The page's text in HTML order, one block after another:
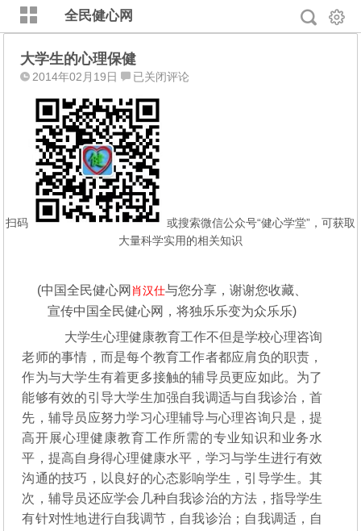
全民健心网
大学生的心理保健
2014年02月19日
大
生
的
心
理
保
健
已关闭评论
扫码
或搜索微信公众号“健心学堂”，可获取
大量科学实用的相关知识
(中国全民健心网 肖汉仕与您分享，谢谢您收藏、
宣传中国全民健心网，将独乐乐变为众乐乐)
大学生心理健康教育工作不但是学校心理咨询
老师的事情，而是每个教育工作者都应肩负的职责，
作为与大学生有着更多接触的辅导员更应如此。为了
能够有效的引导大学生加强自我调适与自我诊治，首
先，辅导员应努力学习心理辅导与心理咨询只是，提
高开展心理健康教育工作所需的专业知识和业务水
平，提高自身得心理健康水平，学习与学生进行有效
沟通的技巧，以良好的心态影响学生，引导学生。其
次，辅导员还应学会几种自我诊治的方法，指导学生
有针对性地进行自我调节，自我诊治；自我调适，自